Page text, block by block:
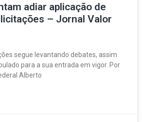
adiar aplicação de
– Jornal Valor
segue levantando debates, assim
para a sua entrada em vigor. Por
Alberto